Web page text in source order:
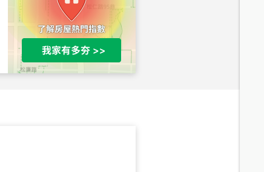
490萬
總價
1,808萬